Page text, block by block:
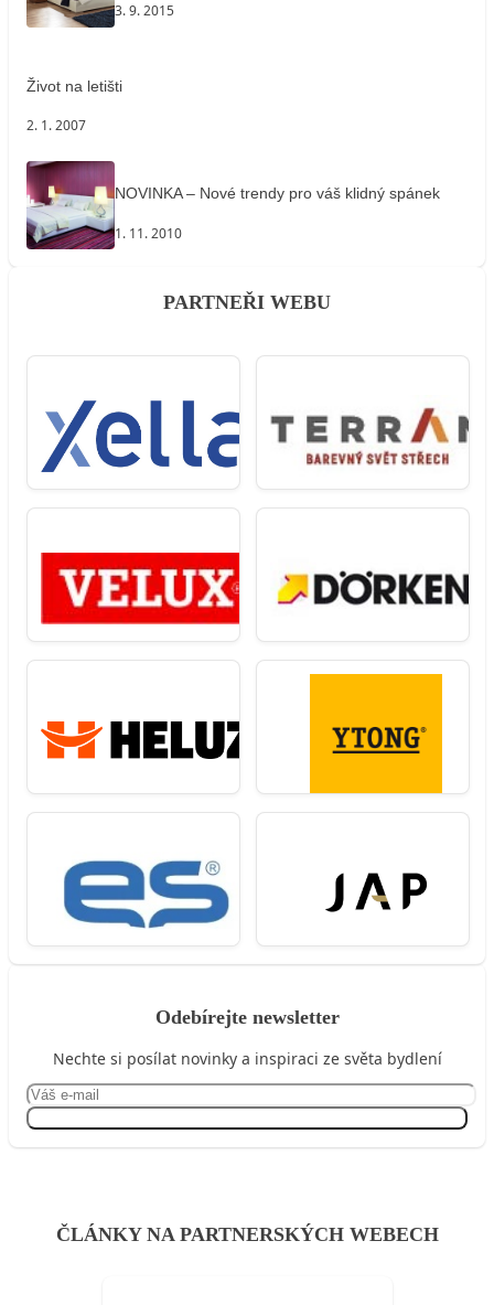
3. 9. 2015
Život na letišti
2. 1. 2007
NOVINKA – Nové trendy pro váš klidný spánek
1. 11. 2010
PARTNEŘI WEBU
Odebírejte newsletter
Nechte si posílat novinky a inspiraci ze světa bydlení
ČLÁNKY NA PARTNERSKÝCH WEBECH